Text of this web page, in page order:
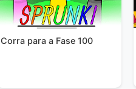
Corra para a Fase 100